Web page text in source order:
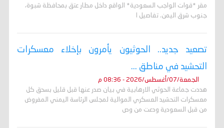
مقر *قوات الواجب السعودية* الواقع داخل مطار عتق بمحافظة شبوة،
جنوب شرق اليمن. تفاصيل ا
تصعيد جديد.. الحوثيون يأمرون بإخلاء معسكرات
التحشيد في مناطق ...
الجمعة/07/أغسطس/2026 - 08:36 م
هددت جماعة الحوثي الارهابية في بيان صدر عنها قبل قليل بسحق كل
معسكرات التحشيد العسكري الموالية لمجلس الرئاسة اليمني المفروض
من قبل السعودية ودعت من وص